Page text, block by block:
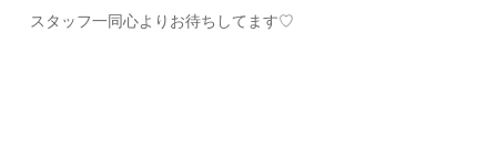
スタッフ一同心よりお待ちしてます♡